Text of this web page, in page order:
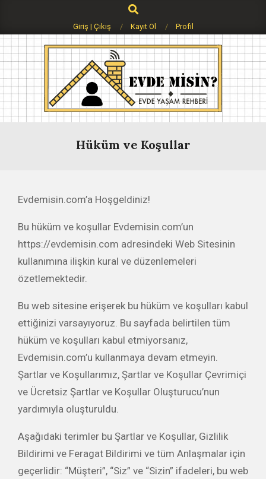
content
Search
Giriş | Çıkış Kayıt Ol Profil
Evdemisin.com
Hüküm ve Koşullar
Evdemisin.com’a Hoşgeldiniz!
Bu hüküm ve koşullar Evdemisin.com’un
https://evdemisin.com adresindeki Web Sitesinin
kullanımına ilişkin kural ve düzenlemeleri
özetlemektedir.
Bu web sitesine erişerek bu hüküm ve koşulları kabul
ettiğinizi varsayıyoruz. Bu sayfada belirtilen tüm
hüküm ve koşulları kabul etmiyorsanız,
Evdemisin.com’u kullanmaya devam etmeyin.
Şartlar ve Koşullarımız, Şartlar ve Koşullar Çevrimiçi
ve Ücretsiz Şartlar ve Koşullar Oluşturucu’nun
yardımıyla oluşturuldu.
Aşağıdaki terimler bu Şartlar ve Koşullar, Gizlilik
Bildirimi ve Feragat Bildirimi ve tüm Anlaşmalar için
geçerlidir: “Müşteri”, “Siz” ve “Sizin” ifadeleri, bu web